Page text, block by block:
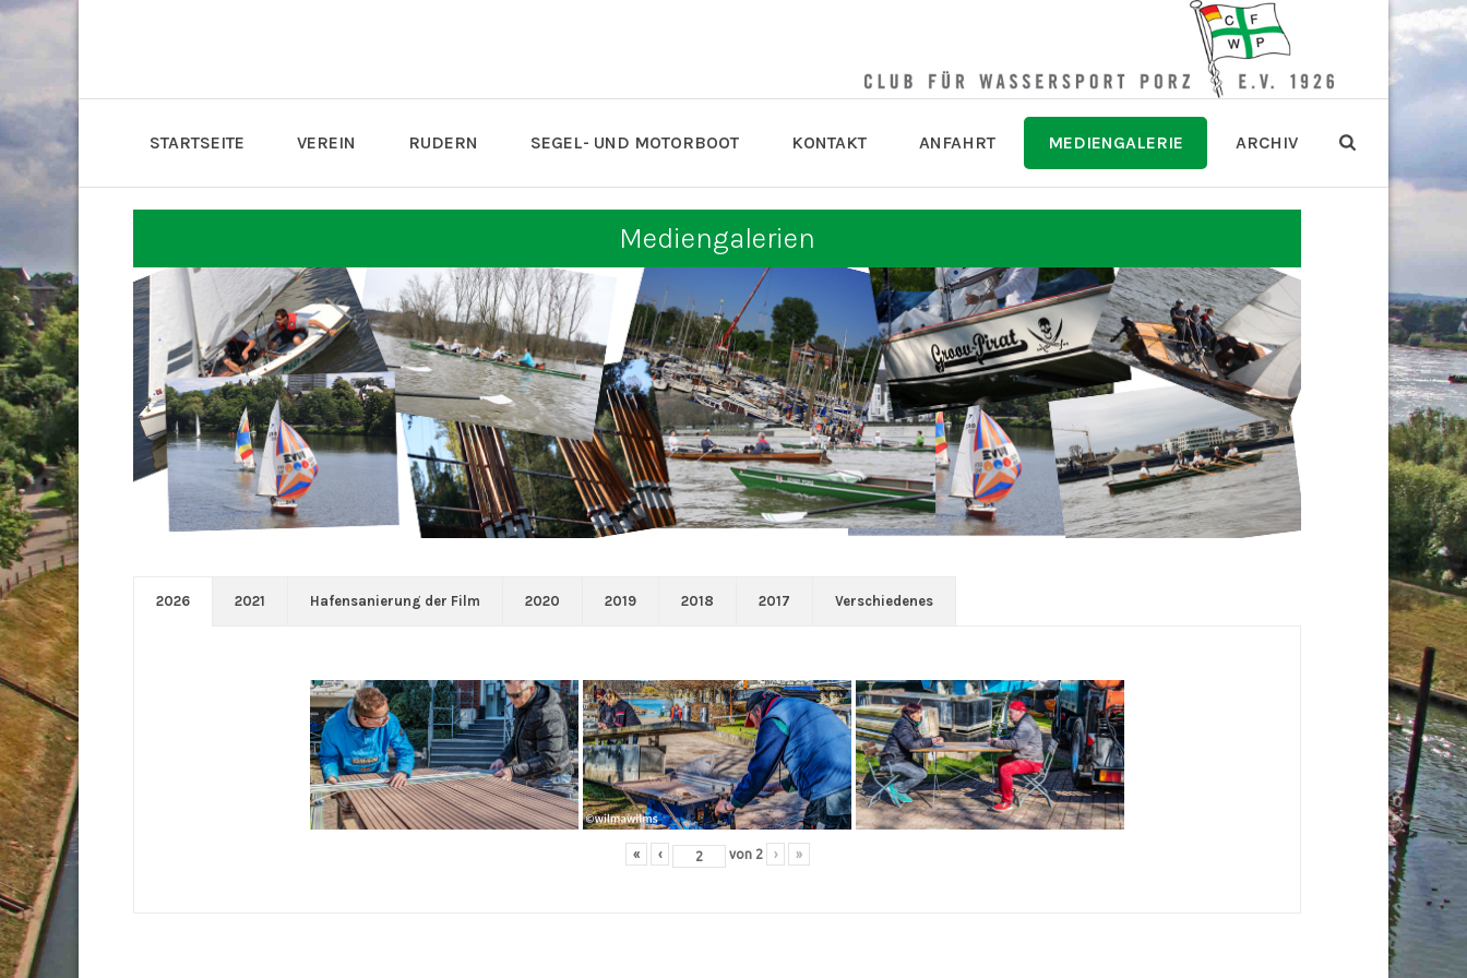
STARTSEITE VEREIN RUDERN SEGEL- UND MOTORBOOT KONTAKT ANFAHRT MEDIENGALERIE ARCHIV
Mediengalerien
2026 2021 Hafensanierung der Film 2020 2019 2018 2017 Verschiedenes
« ‹ von 2 › »